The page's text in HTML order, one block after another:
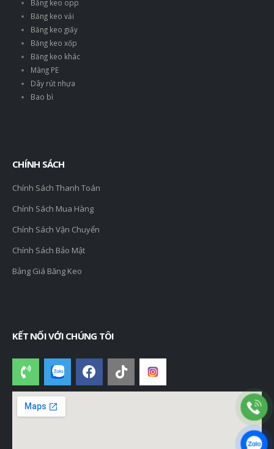
Băng keo opp
Băng keo vải
Băng keo giấy
Băng keo xốp
Băng keo khác
Màng PE
Dây rút nhựa
Bao bì
CHÍNH SÁCH
Chính Sách Thanh Toán
Chính Sách Mua Hàng
Chính Sách Vận Chuyển
Chính Sách Bảo Mật
Bảng Giá Băng Keo
KẾT NỐI VỚI CHÚNG TÔI